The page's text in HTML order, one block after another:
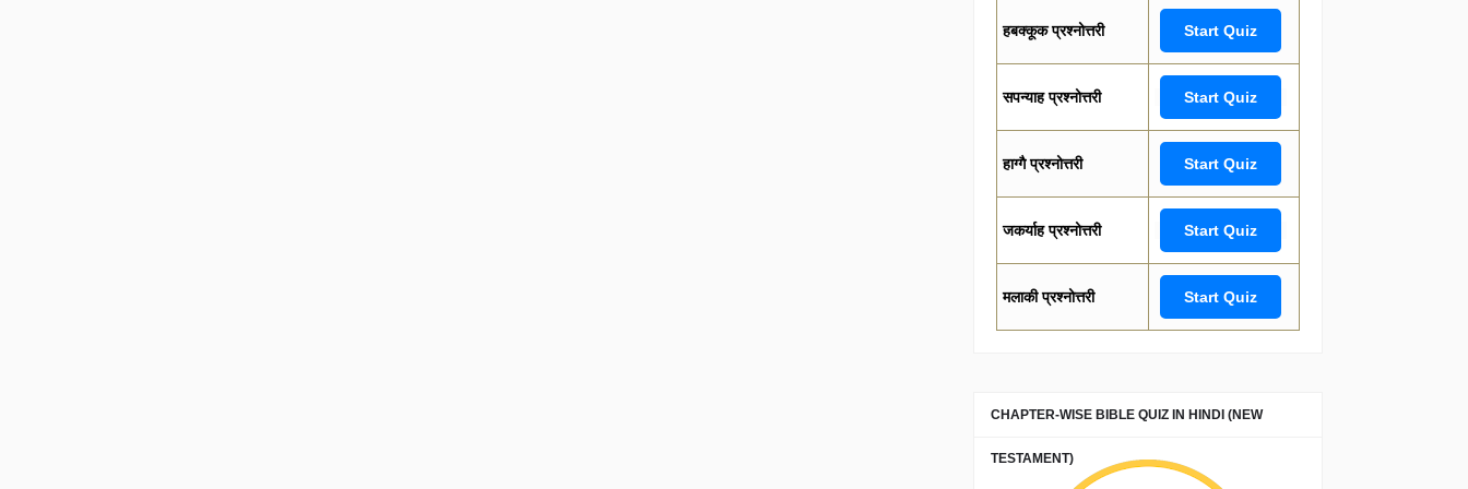
हबक्कूक प्रश्नोत्तरी Start Quiz
सपन्याह प्रश्नोत्तरी Start Quiz
हाग्गै प्रश्नोत्तरी Start Quiz
जकर्याह प्रश्नोत्तरी Start Quiz
मलाकी प्रश्नोत्तरी Start Quiz
CHAPTER-WISE BIBLE QUIZ IN HINDI (NEW
TESTAMENT)